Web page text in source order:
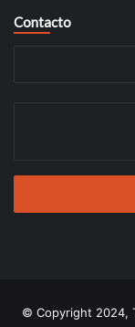
Contacto
© Copyright 2024,